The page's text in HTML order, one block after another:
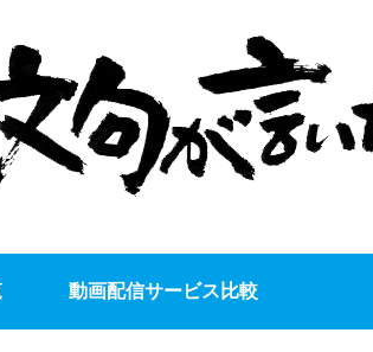
動画配信サービス比較